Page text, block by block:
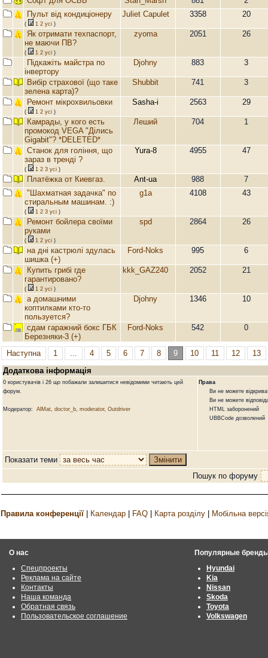
Пульт від кондиціонеру
( 1 2 усi )
Juliet Capulet 3358 20
Як отримати техпаспорт,
не маючи ПВ?
( 1 2 усi )
zyoma 2051 26
Підкажіть майстра по
інвертору
Djohny 883 3
Вибір страхової (що таке
зелена карта)?
Shubbit 741 3
Ремонт мікрохвильовки
( 1 2 усi )
Sasha-i 2563 29
Камрады, у кого есть
промокод VEGA "Ділись
Gigabit"? *DELETED*
Леший 704 1
Станок для гоління, що
зараз в тренді ?
( 1 2 3 усi )
Yura-8 4955 47
Платёжка от Киевгаз. Ant-ua 988
7
"Шахматная задачка" по
стиральным машинам. :)
( 1 2 3 усi )
g1a 4108 43
Ремонт бойлера своїми
руками
( 1 2 усi )
spd 2864 26
на дні кастрюлі здулась
шишка (+)
Ford-Noks 995 6
Купить грибі где
гарантировано?
( 1 2 усi )
kkk_GAZ240 2052 21
а домашними
коптилками кто-то
пользуется?
Djohny 1346 10
сдам гаражний бокс ГБК
Березняки-3 (+)
Ford-Noks 542 0
Наступна 1 ... 4 5 6 7 8 9 10 11 12
13
Додаткова інформація
0 користувачів і 26 що побажали залишитися невідомими читають цей
форум.
Модератор: AlMat, doctor_b, moderator, Outdriver
Права
Ви не можете
Ви не можете
HTML заборонений
UBBCode дозволений
Показати теми
Пошук по форуму
Правила конференції Календар FAQ Карта розділу Мобільна
О нас
Спецпроекты
Реклама на сайте
Контакты
Наша команда
Обратная связь
Пользовательское соглашение
Популярные
Hyundai
Kia
Nissan
Skoda
Toyota
Volkswagen